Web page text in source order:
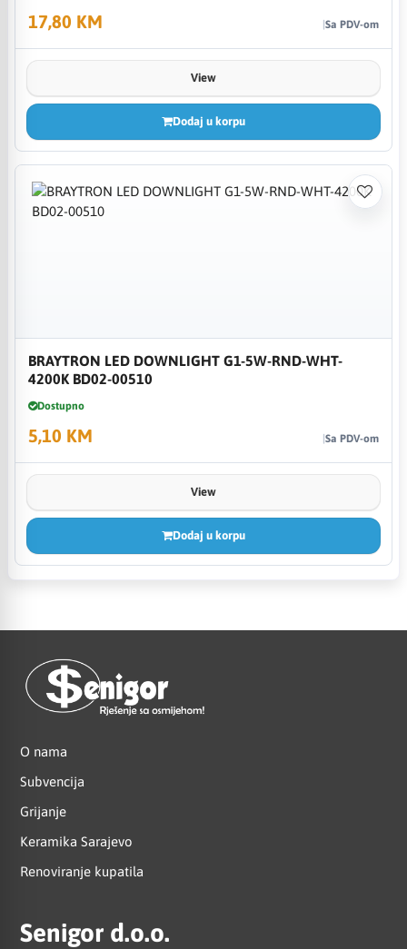
17,80 KM Sa PDV-om
View
Dodaj u korpu
BRAYTRON LED DOWNLIGHT G1-5W-RND-WHT-
4200K BD02-00510
Dostupno
5,10 KM Sa PDV-om
View
Dodaj u korpu
O nama
Subvencija
Grijanje
Keramika Sarajevo
Renoviranje kupatila
Senigor d.o.o.